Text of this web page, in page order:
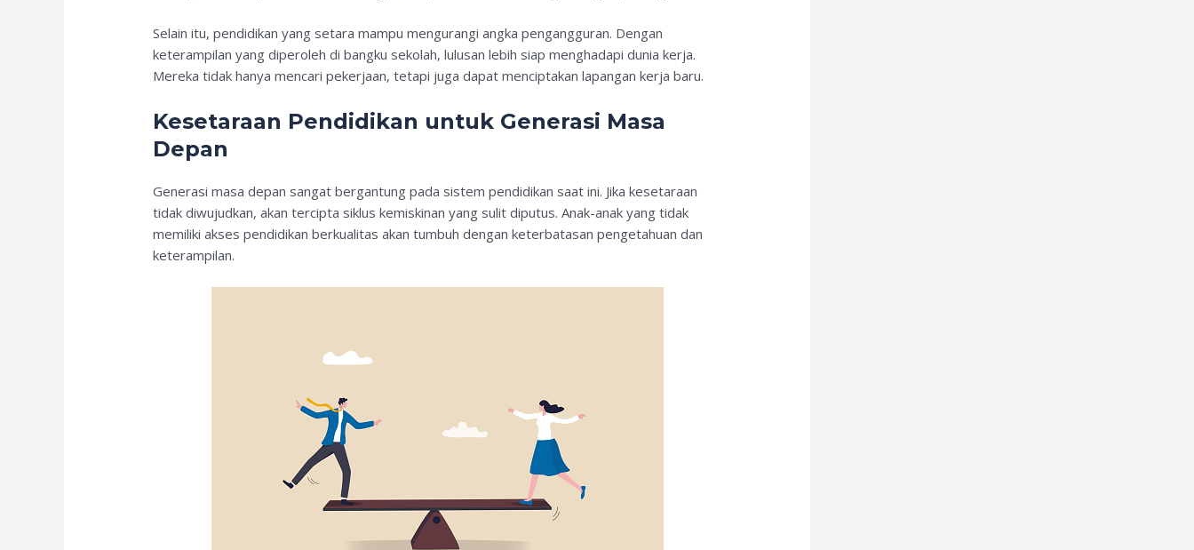
Selain itu, pendidikan yang setara mampu mengurangi angka pengangguran. Dengan
keterampilan yang diperoleh di bangku sekolah, lulusan lebih siap menghadapi dunia kerja.
Mereka tidak hanya mencari pekerjaan, tetapi juga dapat menciptakan lapangan kerja baru.
Kesetaraan Pendidikan untuk Generasi Masa
Depan
Generasi masa depan sangat bergantung pada sistem pendidikan saat ini. Jika kesetaraan
tidak diwujudkan, akan tercipta siklus kemiskinan yang sulit diputus. Anak-anak yang tidak
memiliki akses pendidikan berkualitas akan tumbuh dengan keterbatasan pengetahuan dan
keterampilan.